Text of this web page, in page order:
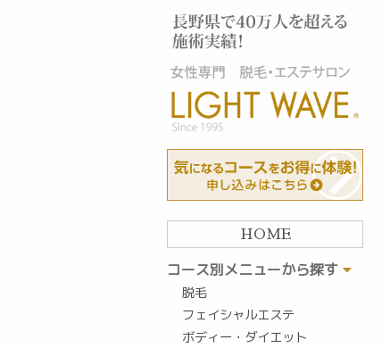
HOME
コース別メニューから探す
脱毛
フェイシャルエステ
ボディー・ダイエット